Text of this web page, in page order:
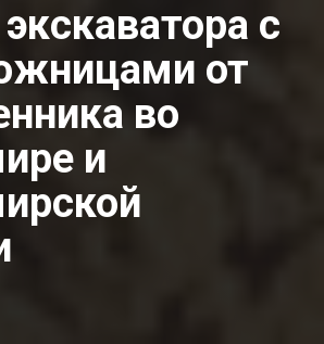
с
от
во
и